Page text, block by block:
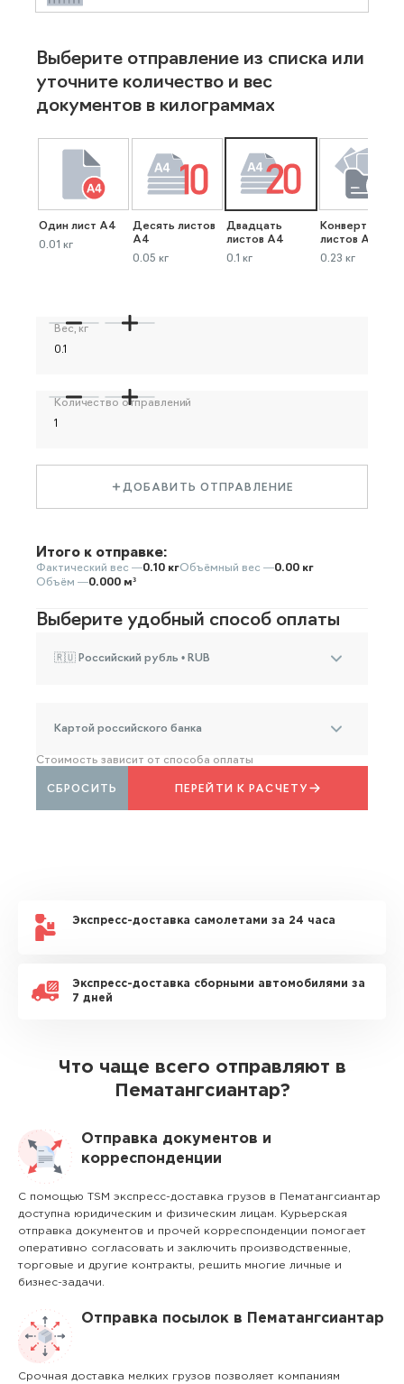
Выберите отправление из списка или
уточните количество и вес
документов в килограммах
Один лист А4
0.01 кг
Десять листов
А4
0.05 кг
Двадцать
листов А4
0.1 кг
Конверт до 40
листов А4
0.23 кг
Вес, кг
Количество отправлений
ДОБАВИТЬ ОТПРАВЛЕНИЕ
Итого к отправке:
Фактический вес —0.10 кгОбъёмный вес —0.00 кг
Объём —0.000 м³
Выберите удобный способ оплаты
🇷🇺 Российский рубль • RUB
Картой российского банка
Стоимость зависит от способа оплаты
ПЕРЕЙТИ К РАСЧЕТУ
СБРОСИТЬ
Экспресс-доставка самолетами за 24 часа
Экспресс-доставка сборными автомобилями за
7 дней
Что чаще всего отправляют в
Пематангсиантар?
Отправка документов и
корреспонденции
С помощью TSM экспресс-доставка грузов в Пематангсиантар
доступна юридическим и физическим лицам. Курьерская
отправка документов и прочей корреспонденции помогает
оперативно согласовать и заключить производственные,
торговые и другие контракты, решить многие личные и
бизнес-задачи.
Отправка посылок в Пематангсиантар
Срочная доставка мелких грузов позволяет компаниям